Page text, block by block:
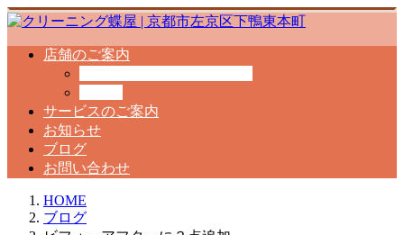
店舗のご案内
サービスのご案内
お知らせ
ブログ
お問い合わせ
HOME
ブログ